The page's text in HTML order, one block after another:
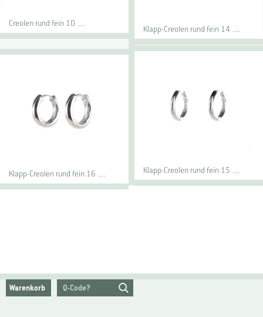
Creolen rund fein 10 …
Klapp-Creolen rund fein 14 …
Klapp-Creolen rund fein 16 … Klapp-Creolen rund fein 15 …
Warenkorb